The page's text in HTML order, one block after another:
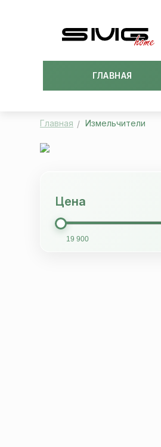
ГЛАВНАЯ
Главная Измельчители
Цена
19 900